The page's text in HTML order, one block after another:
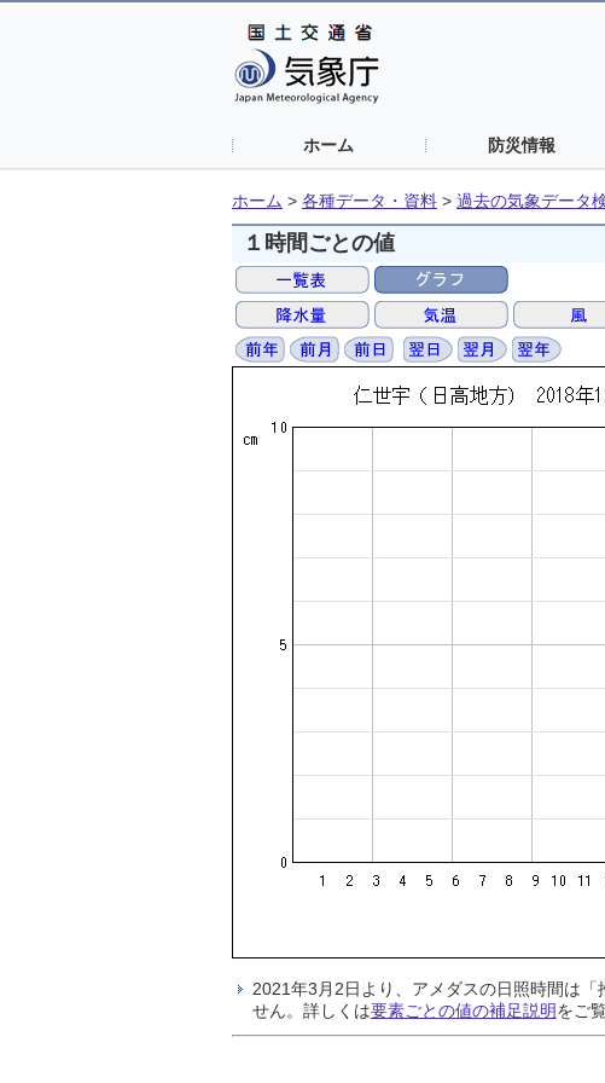
ホーム 防災情報
ホーム > 各種データ・資料 > 過去の気象データ
１時間ごとの値
2021年3月2日より、アメダスの日照時間は
せん。詳しくは要素ごとの値の補足説明をご